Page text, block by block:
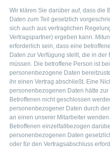
Wir klären Sie darüber auf, dass die
Daten zum Teil gesetzlich
sich auch aus vertraglichen
Vertragspartner) ergeben kann.
erforderlich sein, dass eine
Daten zur Verfügung stellt, die in
müssen. Die betroffene Person ist
personenbezogene Daten
ihr einen Vertrag abschließt. Eine
personenbezogenen Daten hätte
Betroffenen nicht geschlossen
personenbezogener Daten durch
an einen unserer Mitarbeiter
Betroffenen einzelfallbezogen
personenbezogenen Daten
oder für den Vertragsabschluss